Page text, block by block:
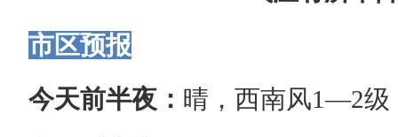
市区预报
今天前半夜： 晴，西南风1—2级